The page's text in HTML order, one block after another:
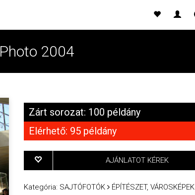
2004
Zárt sorozat: 100 példány
Elérhető: 95 példány
AJÁNLATOT KÉREK
Kategória: SAJTÓFOTÓK
ÉPÍTÉSZET, VÁROSKÉPEK